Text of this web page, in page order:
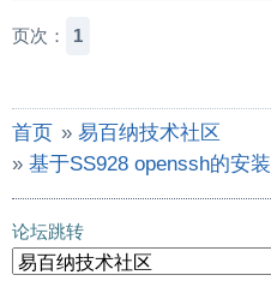
页次： 1
首页 » 易百纳技术社区
» 基于SS928 openssh的安装
论坛跳转